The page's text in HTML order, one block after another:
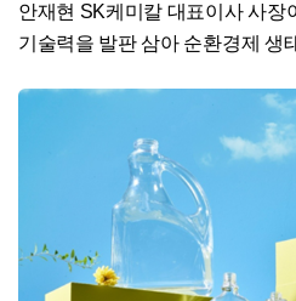
안재현 SK케미칼 대표이사 사장
기술력을 발판 삼아 순환경제 생